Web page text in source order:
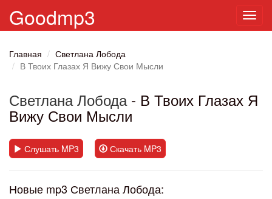
Goodmp3
Главная
Светлана Лобода
В Твоих Глазах Я Вижу Свои Мысли
Светлана Лобода- В Твоих Глазах Я
Вижу Свои Мысли
Слушать MP3 Скачать MP3
Новые mp3 Светлана Лобода: